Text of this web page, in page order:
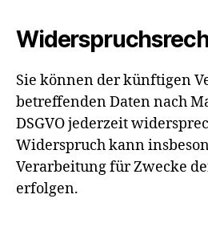
Sie können der künftigen
betreffenden Daten nach
DSGVO jederzeit
Widerspruch kann
Verarbeitung für Zwecke
erfolgen.